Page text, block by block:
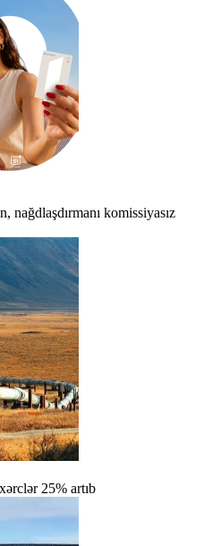
nağdlaşdırmanı komissiyasız
25% artıb